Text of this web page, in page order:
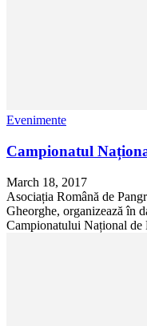
Evenimente
Campionatul
March 18, 2017
Asociația Română de
Gheorghe, organizează în
Campionatului Național de